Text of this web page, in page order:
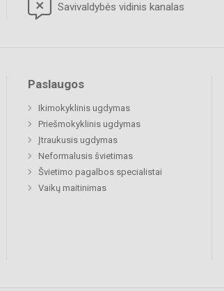
Savivaldybės vidinis kanalas
Paslaugos
Ikimokyklinis ugdymas
Priešmokyklinis ugdymas
Įtraukusis ugdymas
Neformalusis švietimas
Švietimo pagalbos specialistai
Vaikų maitinimas